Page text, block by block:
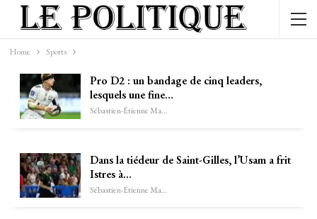
Home Sports
Pro D2 : un bandage de cinq leaders,
lesquels une fine…
Sébastien-Étienne Marechal
Dans la tiédeur de Saint-Gilles, l’Usam a frit
Istres à…
Sébastien-Étienne Marechal